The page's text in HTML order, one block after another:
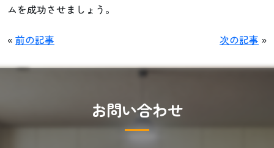
ムを成功させましょう。
« 前の記事 次の記事 »
お問い合わせ